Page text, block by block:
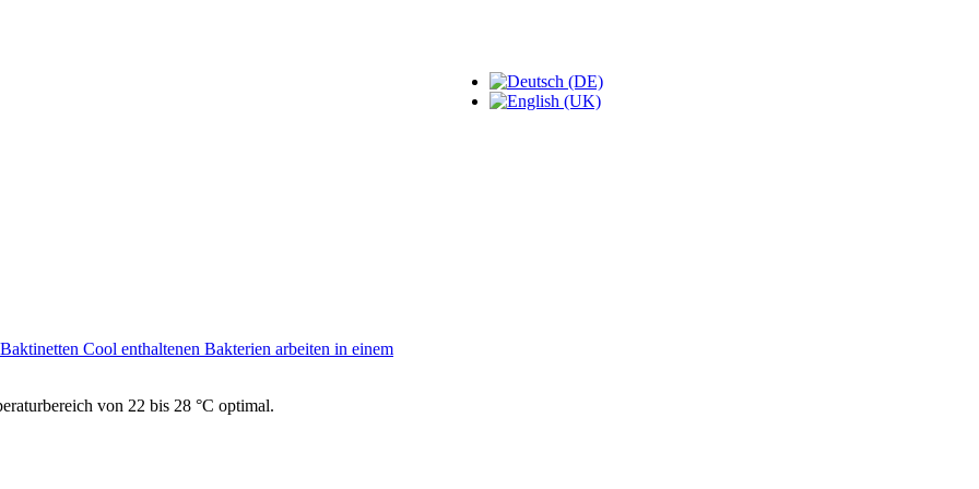
Cool enthaltenen Bakterien arbeiten in einem
von 22 bis 28 °C optimal.